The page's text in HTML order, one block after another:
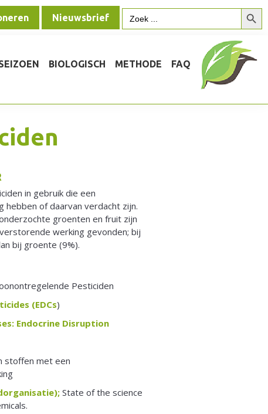
Nieuwsbrief
Zoek
naar:
BIOLOGISCH METHODE FAQ
in gebruik die een
of daarvan verdacht zijn.
groenten en fruit zijn
werking gevonden; bij
bij groente (9%).
Pesticiden
(EDCs)
Endocrine Disruption
stoffen met een
State of the science